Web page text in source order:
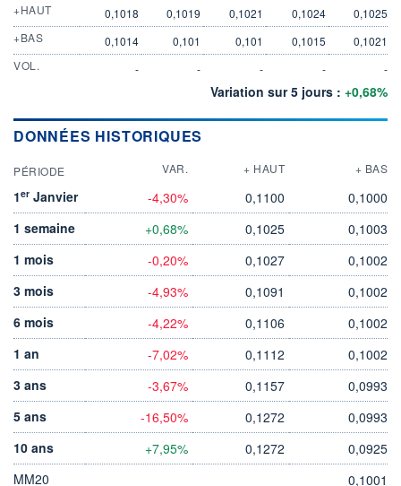
+HAUT
0,1018 0,1019 0,1021 0,1024
0,1025
+BAS
0,1014 0,101 0,101 0,1015
0,1021
VOL.
- - - - -
Variation sur 5 jours : +0,68%
DONNÉES HISTORIQUES
PÉRIODE VAR. + HAUT + BAS
1er Janvier -4,30% 0,1100
0,1000
1 semaine
+0,68% 0,1025
0,1003
1 mois
-0,20% 0,1027
0,1002
3 mois
-4,93% 0,1091
0,1002
6 mois
-4,22% 0,1106
0,1002
1 an
-7,02% 0,1112
0,1002
3 ans
-3,67% 0,1157
0,0993
5 ans
-16,50% 0,1272
0,0993
10 ans
+7,95% 0,1272
0,0925
MM20
0,1001